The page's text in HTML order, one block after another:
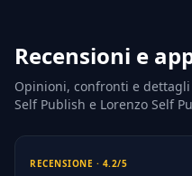
Recensioni e
Opinioni, confronti e
Self Publish e Lorenzo Self
RECENSIONE · 4.2/5